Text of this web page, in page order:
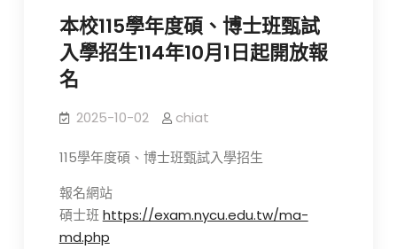
本校115學年度碩、博士班甄試
入學招生114年10月1日起開放報
名
2025-10-02 chiat
115學年度碩、博士班甄試入學招生
報名網站
碩士班 https://exam.nycu.edu.tw/ma-
md.php